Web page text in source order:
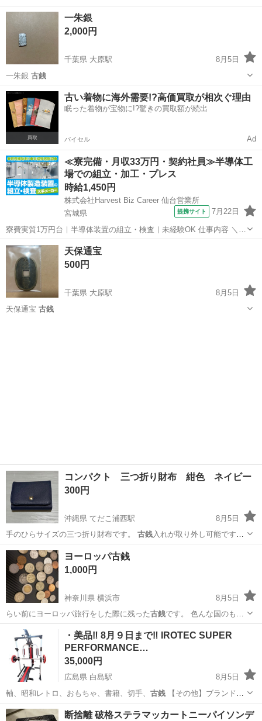
千葉 いすみ市 大原駅
一朱銀
2,000円
千葉県 大原駅
8月5日
一朱銀 古銭
千葉 いすみ市 大原駅 その他
古い着物に海外需要!?高価買取が相次ぐ理由
眠った着物が宝物に!?驚きの買取額が続出
バイセル Ad
≪寮完備・月収33万円・契約社員≫半導体工
場での組立・加工・プレス
時給1,450円
株式会社Harvest Biz Career 仙台営業所
宮城県
提携サイト 7月22日
寮費実質1万円台｜半導体装置の組立・検査｜未経験OK 仕事内容 ＼半
導体製造装置の組立・検査スタッフ／ 大手メーカー工場内で、半導体
をつくるための装置を組み立てる仕事です。 タブレットや図面を確認
しながら、ドライバ...
宮城 その他
天保通宝
500円
千葉県 大原駅
8月5日
天保通宝 古銭
コンパクト 三つ折り財布 紺色 ネイビー
300円
沖縄県 てだこ浦西駅
8月5日
手のひらサイズの三つ折り財布です。 古銭入れが取り外し可能です。
イメー…
沖縄 沖縄市 てだこ浦西駅
ヨーロッパ古銭
1,000円
神奈川県 横浜市
8月5日
らい前にヨーロッパ旅行をした際に残った古銭です。 色んな国のもの
がごじゃごじゃで…
神奈川 その他
・美品‼️ 8月９日まで‼️ IROTEC SUPER
PERFORMANCE…
35,000円
広島県 白島駅
8月5日
軸、昭和レトロ、おもちゃ、書籍、切手、 古銭【その他】ブランド家
具、電動自転車、…
広島 広島市 白島駅 フィットネス、トレーニング
断捨離 破格ステラマッカートニーパイソンデ